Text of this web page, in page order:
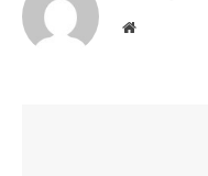
Website